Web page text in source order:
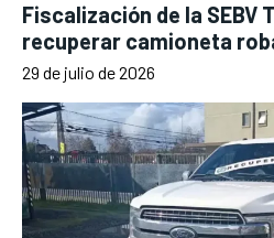
Fiscalización de la SEBV
recuperar camioneta
29 de julio de 2026